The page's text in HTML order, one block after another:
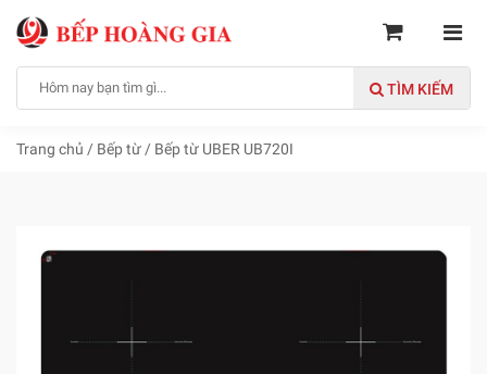
TÌM KIẾM
Trang chủ / Bếp từ / Bếp từ UBER UB720I